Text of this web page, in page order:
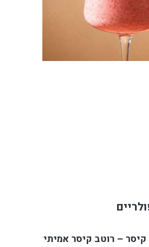
– רוטב קיסר אמיתי